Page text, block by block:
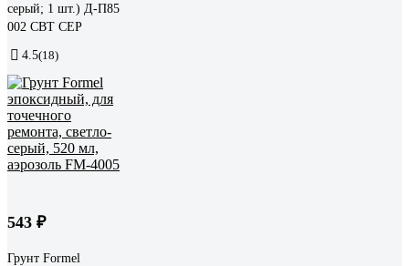
серый; 1 шт.) Д-П85
002 СВТ СЕР
4.5(18)
543 ₽
Грунт Formel